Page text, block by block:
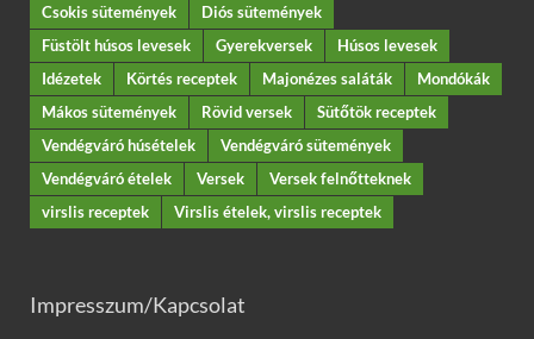
Csokis sütemények
Diós sütemények
Füstölt húsos levesek
Gyerekversek
Húsos levesek
Idézetek
Körtés receptek Majonézes saláták
Mondókák
Mákos sütemények
Rövid versek
Sütőtök receptek
Vendégváró húsételek
Vendégváró sütemények
Vendégváró ételek
Versek
Versek felnőtteknek
virslis receptek
Virslis ételek, virslis receptek
Impresszum/Kapcsolat